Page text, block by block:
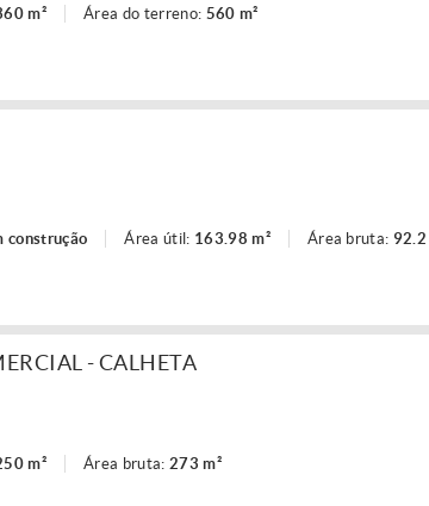
m² Área do terreno: 560 m²
construção Área útil: 163.98 m² Área bruta: 92.2
- CALHETA
m² Área bruta: 273 m²